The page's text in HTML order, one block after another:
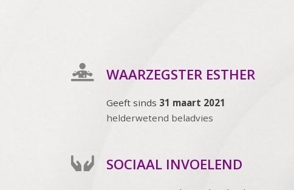
WAARZEGSTER ESTHER
Geeft sinds 31 maart 2021
helderwetend beladvies
SOCIAAL INVOELEND